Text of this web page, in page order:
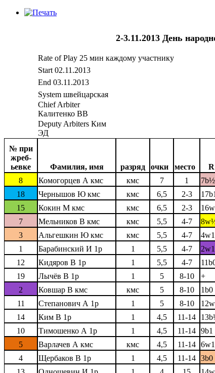
2-3.11.2013 День
Rate of Play 25 мин каждому участнику
Start 02.11.2013
End 03.11.2013
System швейцарская
Chief Arbiter
Калитенко ВВ
Deputy Arbiters Ким
ЭД
№ при
жреб-
ьевке
Фамилия, имя разряд очки место
8
Комогорцев А кмс кмс 7 1 7b½
18
Чернышов Ю кмс кмс 6,5 2-3 17b1
15
Кокин М кмс кмс 6,5 2-3
7
Мельников В кмс кмс 5,5 4-7
3
Альгешкин Ю кмс кмс 5,5 4-7 4w1
1
Барабинский И 1р 1 5,5 4-7 2w1
12
Кидяров В 1р 1 5,5 4-7
19
Лычёв В 1р 1 5 8-10 +
2
Ковшар В кмс кмс 5 8-10 1b0
11
Степанович А 1р 1 5 8-10
14
Ким В 1р 1 4,5 11-14
10
Тимошенко А 1р 1 4,5 11-14 9b1
5
Варлачев А кмс кмс 4,5 11-14 6w1
4
Щербаков В 1р 1 4,5 11-14 3b0